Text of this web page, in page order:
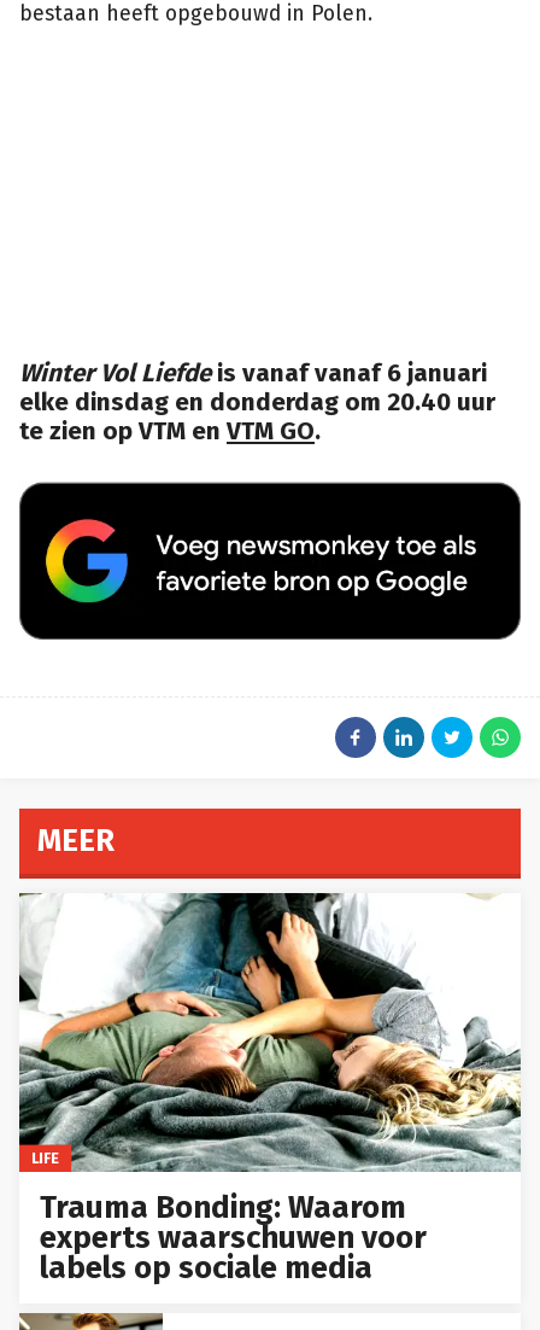
bestaan heeft opgebouwd in Polen.
Winter Vol Liefdeis vanaf vanaf 6 januari
elke dinsdag en donderdag om 20.40 uur
te zien op VTM enVTM GO.
MEER
LIFE
Trauma Bonding: Waarom
experts waarschuwen voor
labels op sociale media